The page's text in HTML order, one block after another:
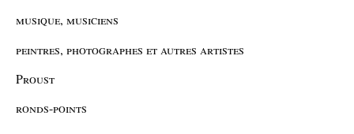
musique, musiciens
peintres, photographes et autres artistes
Proust
ronds-points